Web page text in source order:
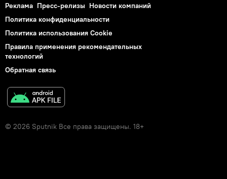
Реклама Пресс-релизы Новости компаний
Политика конфиденциальности
Политика использования Cookie
Правила применения рекомендательных
технологий
Обратная связь
© 2026 Sputnik Все права защищены. 18+